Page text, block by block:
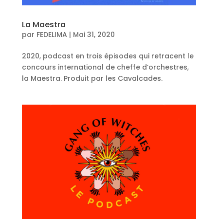
La Maestra
par FEDELIMA | Mai 31, 2020
2020, podcast en trois épisodes qui retracent le
concours international de cheffe d’orchestres,
la Maestra. Produit par les Cavalcades.